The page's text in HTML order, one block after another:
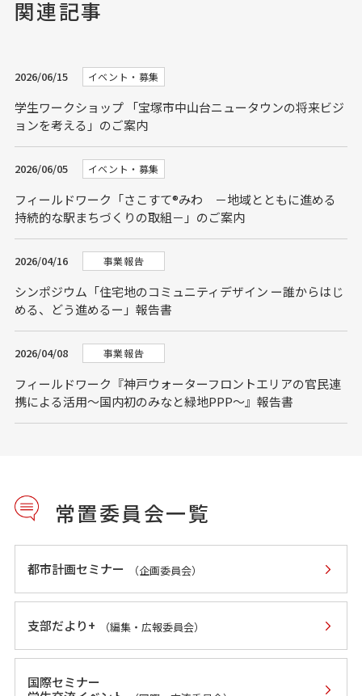
関連記事
2026/06/15 イベント・募集
学生ワークショップ 「宝塚市中山台ニュータウンの将来ビジ
ョンを考える」のご案内
2026/06/05 イベント・募集
フィールドワーク「さこすて®みわ －地域とともに進める
持続的な駅まちづくりの取組－」のご案内
2026/04/16 事業報告
シンポジウム「住宅地のコミュニティデザイン ー誰からはじ
める、どう進めるー」報告書
2026/04/08 事業報告
フィールドワーク『神戸ウォーターフロントエリアの官民連
携による活用～国内初のみなと緑地PPP～』報告書
常置委員会一覧
都市計画セミナー （企画委員会）
支部だより+ （編集・広報委員会）
国際セミナー